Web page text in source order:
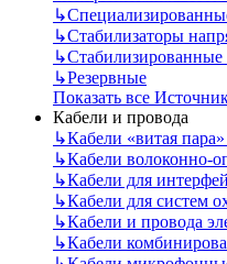
↳
↳Стабилизаторы
↳
↳Резервные
Показать все
Кабели и провода
↳Кабели «витая
↳Кабели волоконно-
↳Кабели для
↳Кабели для систем
↳Кабели и провода
↳Кабели